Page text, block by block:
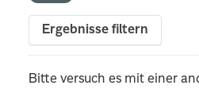
Ergebnisse filtern
Bitte versuch es mit einer